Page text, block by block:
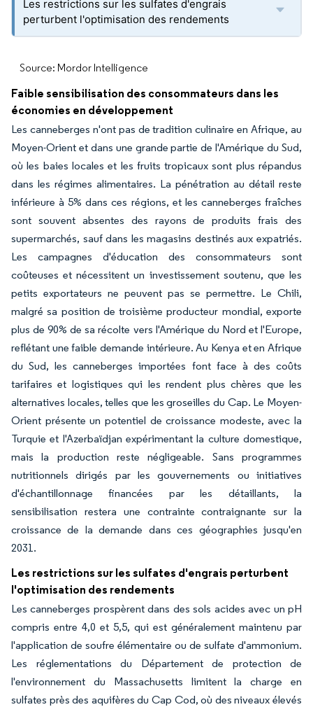
Les restrictions sur les sulfates d'engrais
perturbent l'optimisation des rendements
Source: Mordor Intelligence
Faible sensibilisation des consommateurs dans les
économies en développement
Les canneberges n'ont pas de tradition culinaire en Afrique, au
Moyen-Orient et dans une grande partie de l'Amérique du Sud,
où les baies locales et les fruits tropicaux sont plus répandus
dans les régimes alimentaires. La pénétration au détail reste
inférieure à 5% dans ces régions, et les canneberges fraîches
sont souvent absentes des rayons de produits frais des
supermarchés, sauf dans les magasins destinés aux expatriés.
Les campagnes d'éducation des consommateurs sont
coûteuses et nécessitent un investissement soutenu, que les
petits exportateurs ne peuvent pas se permettre. Le Chili,
malgré sa position de troisième producteur mondial, exporte
plus de 90% de sa récolte vers l'Amérique du Nord et l'Europe,
reflétant une faible demande intérieure. Au Kenya et en Afrique
du Sud, les canneberges importées font face à des coûts
tarifaires et logistiques qui les rendent plus chères que les
alternatives locales, telles que les groseilles du Cap. Le Moyen-
Orient présente un potentiel de croissance modeste, avec la
Turquie et l'Azerbaïdjan expérimentant la culture domestique,
mais la production reste négligeable. Sans programmes
nutritionnels dirigés par les gouvernements ou initiatives
d'échantillonnage financées par les détaillants, la
sensibilisation restera une contrainte contraignante sur la
croissance de la demande dans ces géographies jusqu'en
2031.
Les restrictions sur les sulfates d'engrais perturbent
l'optimisation des rendements
Les canneberges prospèrent dans des sols acides avec un pH
compris entre 4,0 et 5,5, qui est généralement maintenu par
l'application de soufre élémentaire ou de sulfate d'ammonium.
Les réglementations du Département de protection de
l'environnement du Massachusetts limitent la charge en
sulfates près des aquifères du Cap Cod, où des niveaux élevés